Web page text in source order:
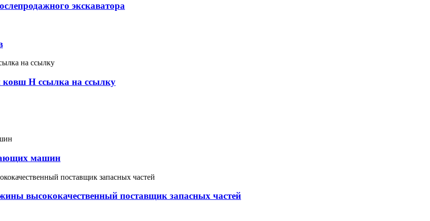
экскаватора
ковш H ссылка на ссылку
машин
высококачественный поставщик запасных частей